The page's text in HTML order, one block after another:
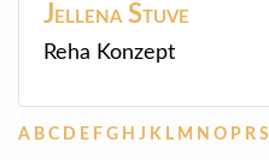
Jellena Stuve
Reha Konzept
A B C D E F G H J K L M N O P R S